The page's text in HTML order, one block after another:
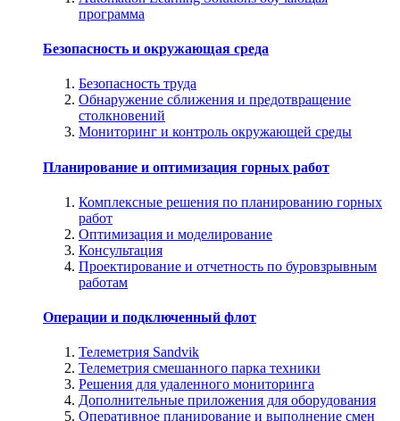
программа
Безопасность и окружающая среда
Безопасность труда
Обнаружение сближения и предотвращение
столкновений
Мониторинг и контроль окружающей среды
Планирование и оптимизация горных работ
Комплексные решения по планированию горных
работ
Оптимизация и моделирование
Консультация
Проектирование и отчетность по буровзрывным
работам
Операции и подключенный флот
Телеметрия Sandvik
Телеметрия смешанного парка техники
Решения для удаленного мониторинга
Дополнительные приложения для оборудования
Оперативное планирование и выполнение смен